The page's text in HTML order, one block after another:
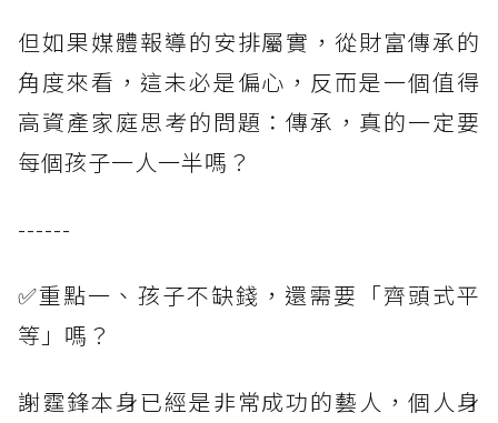
但如果媒體報導的安排屬實，從財富傳承的
角度來看，這未必是偏心，反而是一個值得
高資產家庭思考的問題：傳承，真的一定要
每個孩子一人一半嗎？
------
✅重點一、孩子不缺錢，還需要「齊頭式平
等」嗎？
謝霆鋒本身已經是非常成功的藝人，個人身